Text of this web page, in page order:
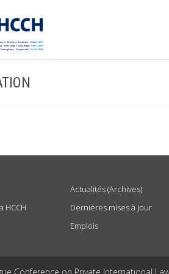
HCCH
Actualités (Archives)
Dernières mises à jour
Emplois